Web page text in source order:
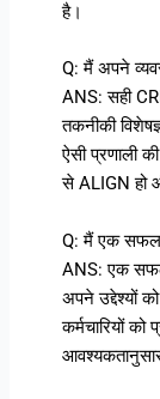
है।
Q: मैं अपने
ANS: सही
तकनीकी
ऐसी प्रणाली
से ALIGN हो
Q: मैं एक
ANS: एक
अपने उद्देश्यों
कर्मचारियों